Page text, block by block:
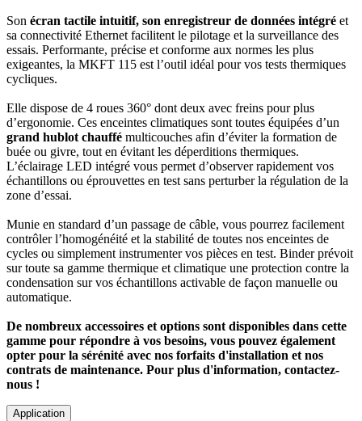
Son écran tactile intuitif, son enregistreur de données intégré et
sa connectivité Ethernet facilitent le pilotage et la surveillance des
essais. Performante, précise et conforme aux normes les plus
exigeantes, la MKFT 115 est l’outil idéal pour vos tests thermiques
cycliques.
Elle dispose de 4 roues 360° dont deux avec freins pour plus
d’ergonomie. Ces enceintes climatiques sont toutes équipées d’un
grand hublot chauffé multicouches afin d’éviter la formation de
buée ou givre, tout en évitant les déperditions thermiques.
L’éclairage LED intégré vous permet d’observer rapidement vos
échantillons ou éprouvettes en test sans perturber la régulation de la
zone d’essai.
Munie en standard d’un passage de câble, vous pourrez facilement
contrôler l’homogénéité et la stabilité de toutes nos enceintes de
cycles ou simplement instrumenter vos pièces en test. Binder prévoit
sur toute sa gamme thermique et climatique une protection contre la
condensation sur vos échantillons activable de façon manuelle ou
automatique.
De nombreux accessoires et options sont disponibles dans cette
gamme pour répondre à vos besoins, vous pouvez également
opter pour la sérénité avec nos forfaits d'installation et nos
contrats de maintenance. Pour plus d'information, contactez-
nous !
Application